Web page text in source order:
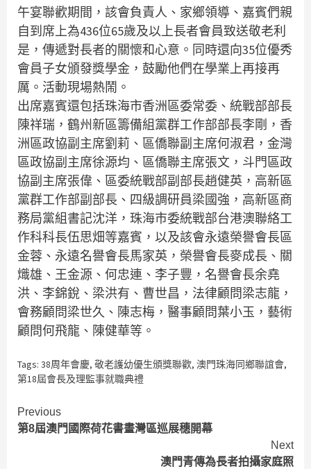
午宴聯歡期間，該會負責人、家鄉領導、嘉賓們親
自到席上為436位65歲及以上長者會員致送敬老利
是，傳遞對長者的關懷和心意。同時還向35位優秀
會員子女頒發獎學金，鼓勵他們在學業上再接再
厲。活動現場熱鬧。
出席嘉賓還包括珠海市香洲區委常委、統戰部部長
陳祥瑞，鶴州新區籌備組黨群工作部部長李剛，香
洲區政協副主席劉莉、區僑聯副主席何淑君，金灣
區政協副主席徐源均、區僑聯主席張文，斗門區政
協副主席張偉、區委統戰部副部長趙健英，高新區
黨群工作部副部長、四級調研員梁國強，高新區商
務局黨組書記沈洋，珠海市委統戰部台港澳聯絡工
作科科長伍思畑等嘉賓，以及該會永遠榮譽會長區
金蓉、永遠名譽會長馬家英，榮譽會長麥成長、關
熾雄、王金源、何忠連、李子豐，名譽會長余堯
洪、李錦銳、梁洪有、曹世昌，法律顧問梁志龍，
會務顧問梁世久、陳志梅，醫事顧問葉小玉，藝術
顧問何飛龍、陳健華等。
Tags: 38周年會慶, 敬老護幼優生頒獎聯歡, 澳門珠海同鄉聯誼會,
第18屆會長及理監事就職典禮
Continue
Reading
Previous
第8屆澳門國際荷花書畫灣區巡展穗開幕
Next
澳門青傳為長者拍攝家庭照